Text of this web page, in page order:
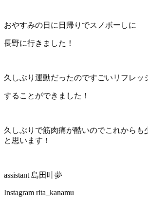
おやすみの日に日帰りでスノボーしに
長野に行きました！
久しぶり運動だったのですごいリフレッ
することができました！
久しぶりで筋肉痛が酷いのでこれから
と思います！
assistant 島田叶夢
Instagram rita_kanamu